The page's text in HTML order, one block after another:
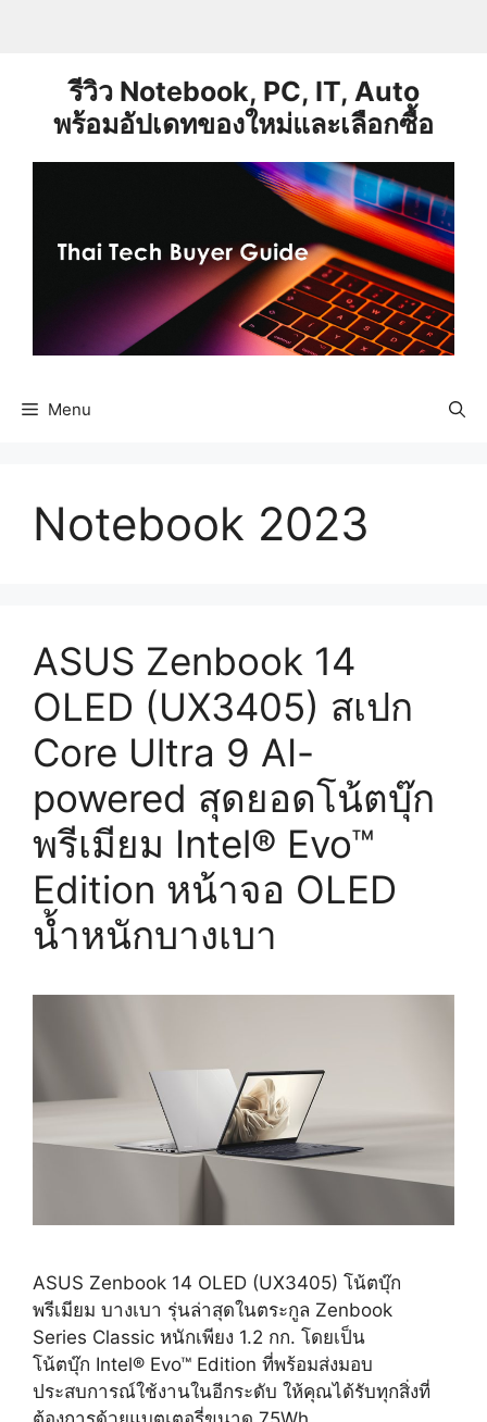
รีวิว Notebook, PC, IT, Auto
พร้อมอัปเดทของใหม่และเลือกซื้อ
Menu
Notebook 2023
ASUS Zenbook 14
OLED (UX3405) สเปก
Core Ultra 9 AI-
powered สุดยอดโน้ตบุ๊ก
พรีเมียม Intel® Evo™
Edition หน้าจอ OLED
น้ำหนักบางเบา
ASUS Zenbook 14 OLED (UX3405) โน้ตบุ๊ก
พรีเมียม บางเบา รุ่นล่าสุดในตระกูล Zenbook
Series Classic หนักเพียง 1.2 กก. โดยเป็น
โน้ตบุ๊ก Intel® Evo™ Edition ที่พร้อมส่งมอบ
ประสบการณ์ใช้งานในอีกระดับ ให้คุณได้รับทุกสิ่งที่